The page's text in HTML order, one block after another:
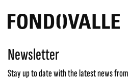
Newsletter
Stay up to date with the latest news